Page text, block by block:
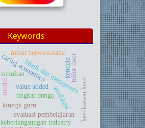
Keywords
simultan
tingkat bunga
caring economicsbisnis dan manajemen
sertifikasi
kinerja guru
evaluasi pembelajaran
model
keberlangsungan industry
minat berwirausaha
toller door
kendala
kesuksesan karir
value added